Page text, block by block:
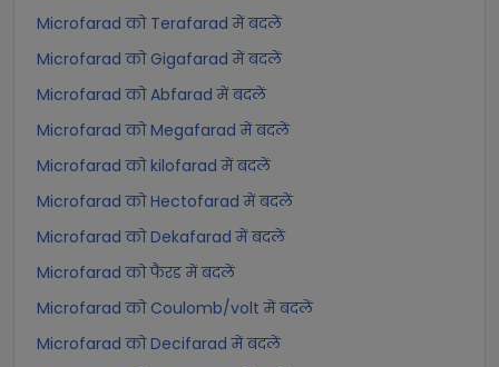
Microfarad को Terafarad में बदलें
Microfarad को Gigafarad में बदलें
Microfarad को Abfarad में बदलें
Microfarad को Megafarad में बदलें
Microfarad को kilofarad में बदलें
Microfarad को Hectofarad में बदलें
Microfarad को Dekafarad में बदलें
Microfarad को फैरड में बदलें
Microfarad को Coulomb/volt में बदलें
Microfarad को Decifarad में बदलें